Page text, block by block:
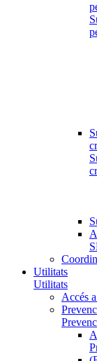
Utilitats
Utilitats
Accés